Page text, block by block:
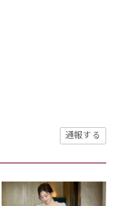
通報する